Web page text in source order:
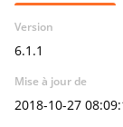
Version
6.1.1
Mise à jour de
2018-10-27